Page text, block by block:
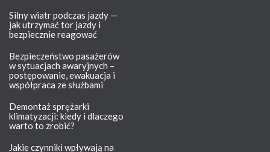
Silny wiatr podczas jazdy —
jak utrzymać tor jazdy i
bezpiecznie reagować
Bezpieczeństwo pasażerów
w sytuacjach awaryjnych –
postępowanie, ewakuacja i
współpraca ze służbami
Demontaż sprężarki
klimatyzacji: kiedy i dlaczego
warto to zrobić?
Jakie czynniki wpływają na